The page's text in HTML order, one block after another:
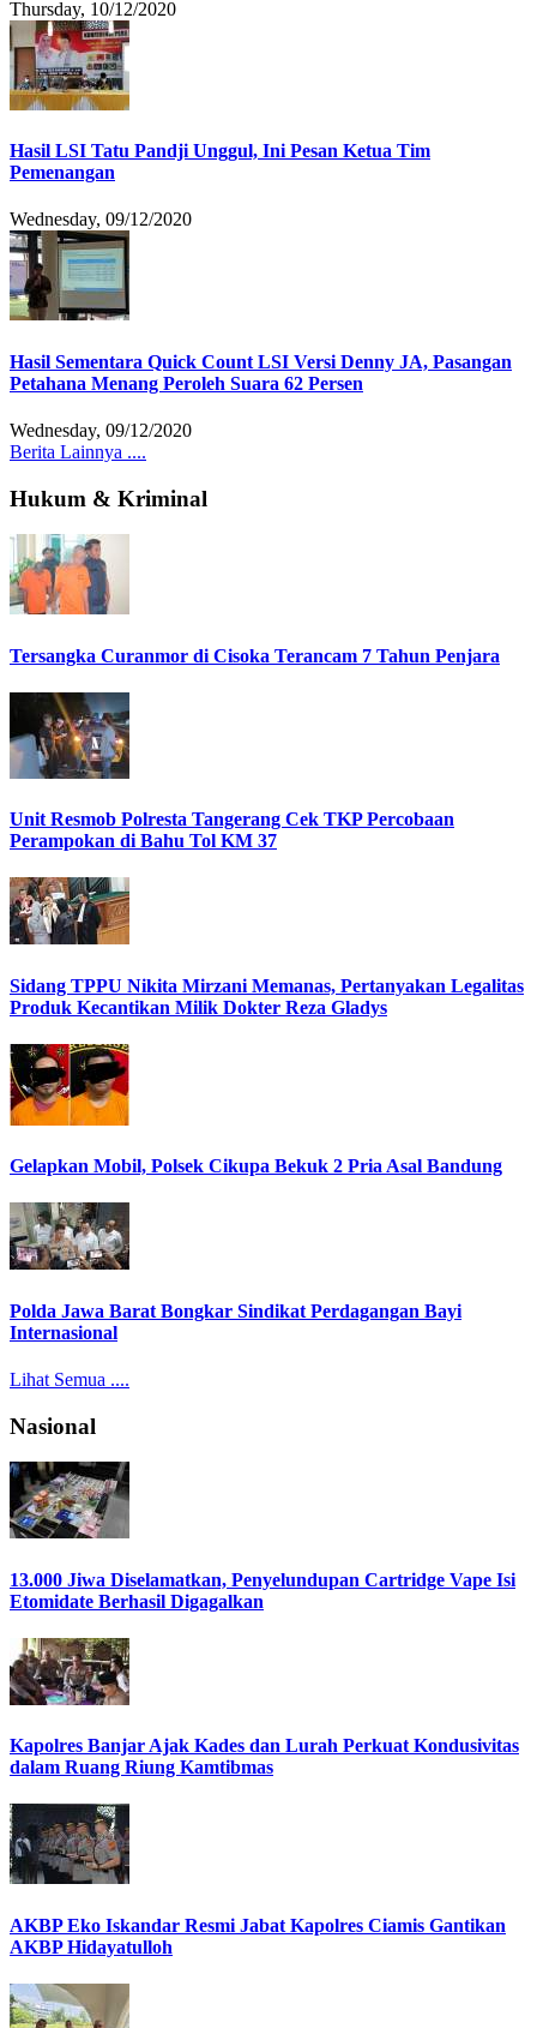
Thursday, 10/12/2020
Hasil LSI Tatu Pandji Unggul, Ini Pesan Ketua Tim
Pemenangan
Wednesday, 09/12/2020
Hasil Sementara Quick Count LSI Versi Denny JA, Pasangan
Petahana Menang Peroleh Suara 62 Persen
Wednesday, 09/12/2020
Berita Lainnya ....
Hukum & Kriminal
Tersangka Curanmor di Cisoka Terancam 7 Tahun Penjara
Unit Resmob Polresta Tangerang Cek TKP Percobaan
Perampokan di Bahu Tol KM 37
Sidang TPPU Nikita Mirzani Memanas, Pertanyakan Legalitas
Produk Kecantikan Milik Dokter Reza Gladys
Gelapkan Mobil, Polsek Cikupa Bekuk 2 Pria Asal Bandung
Polda Jawa Barat Bongkar Sindikat Perdagangan Bayi
Internasional
Lihat Semua ....
Nasional
13.000 Jiwa Diselamatkan, Penyelundupan Cartridge Vape Isi
Etomidate Berhasil Digagalkan
Kapolres Banjar Ajak Kades dan Lurah Perkuat Kondusivitas
dalam Ruang Riung Kamtibmas
AKBP Eko Iskandar Resmi Jabat Kapolres Ciamis Gantikan
AKBP Hidayatulloh